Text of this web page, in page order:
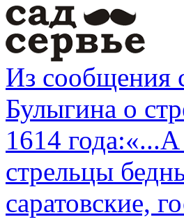
Из сообщения
Булыгина о
1614
стрельцы
саратовские,